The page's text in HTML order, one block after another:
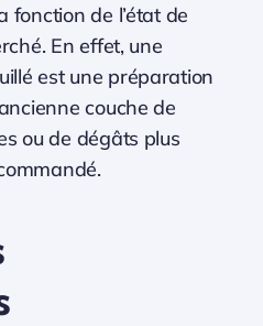
fonction de l’état de
En effet, une
est une préparation
couche de
ou de dégâts plus